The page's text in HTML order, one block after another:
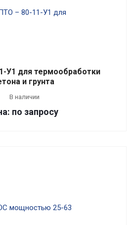
У1 для термообработки
и грунта
В наличии
по запросу